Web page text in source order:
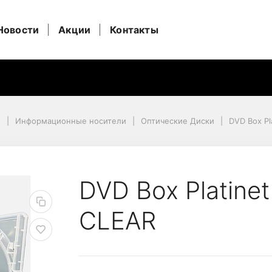
Акции Контакты
Информационные носители Оптические Диски DVD Box
DVD Box
CLEAR